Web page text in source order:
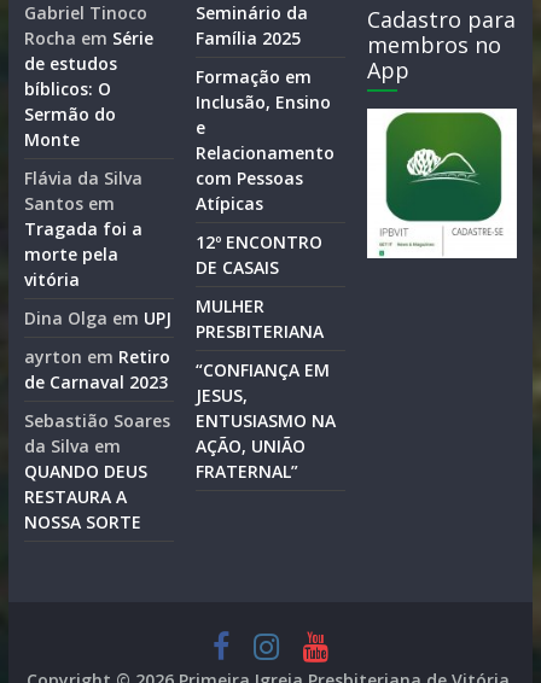
Gabriel Tinoco
Rocha em Série
de estudos
bíblicos: O
Sermão do
Monte
Flávia da Silva
Santosem
Tragada foi a
morte pela
vitória
Dina Olga em UPJ
ayrton em Retiro
de Carnaval 2023
Sebastião Soares
da Silva em
QUANDO DEUS
RESTAURA A
NOSSA SORTE
Seminário da
Família 2025
Formação em
Inclusão, Ensino
e
Relacionamento
com Pessoas
Atípicas
12º ENCONTRO
DE CASAIS
MULHER
PRESBITERIANA
“CONFIANÇA EM
JESUS,
ENTUSIASMO NA
AÇÃO, UNIÃO
FRATERNAL”
Cadastro para
membros no
App